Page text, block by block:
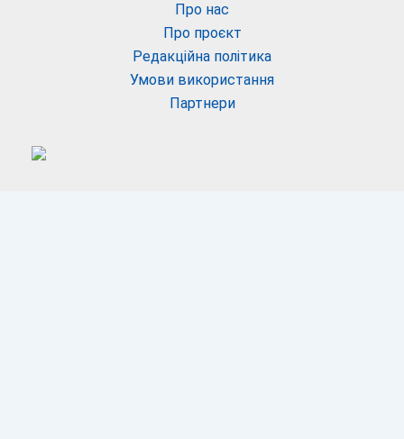
Про нас
Про проєкт
Редакційна політика
Умови використання
Партнери